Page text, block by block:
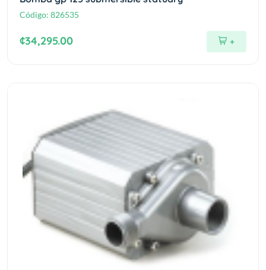
Código: 826535
¢34,295.00 +